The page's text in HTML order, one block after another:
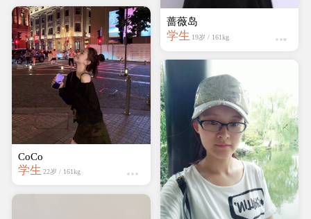
CoCo
学生 22岁 / 161kg
学生 21岁 / 158kg